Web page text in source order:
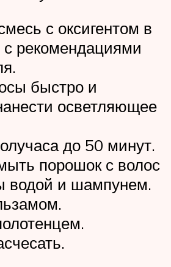
с оксигентом в
с рекомендациями
быстро и
осветляющее
до 50 минут.
порошок с волос
водой и шампунем.